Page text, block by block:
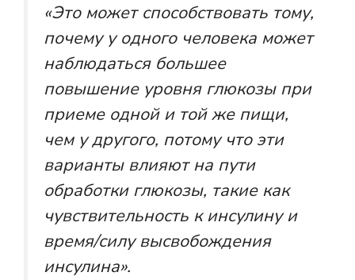
«Это может способствовать тому,
почему у одного человека может
наблюдаться большее
повышение уровня глюкозы при
приеме одной и той же пищи,
чем у другого, потому что эти
варианты влияют на пути
обработки глюкозы, такие как
чувствительность к инсулину и
время/силу высвобождения
инсулина».